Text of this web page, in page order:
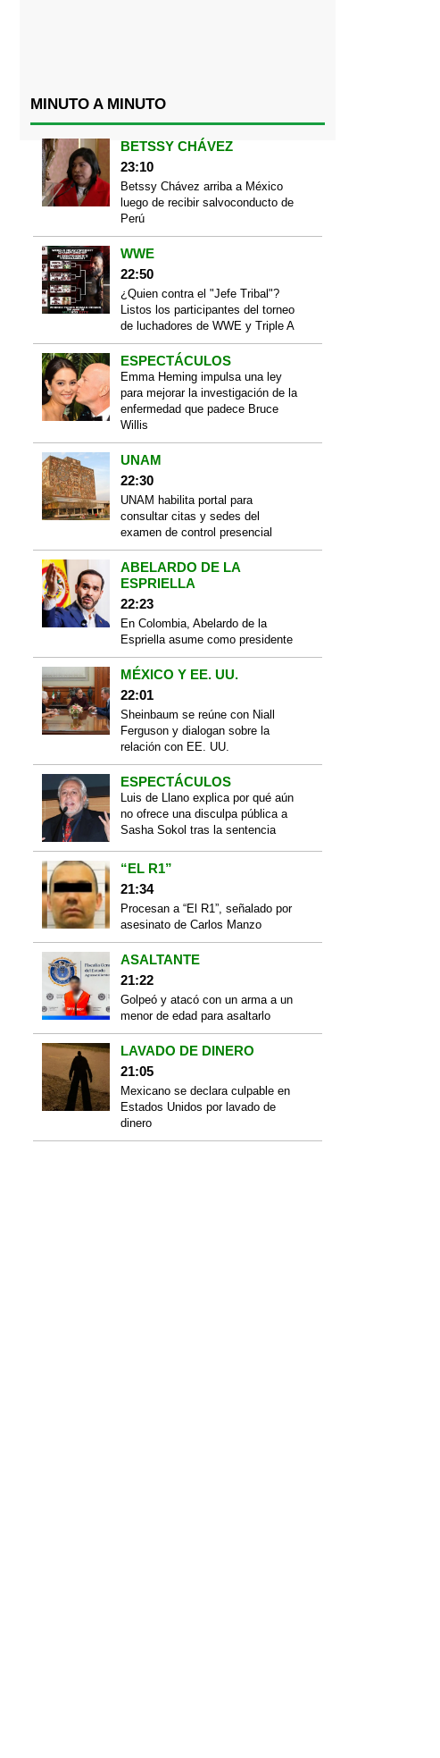
MINUTO A MINUTO
BETSSY CHÁVEZ
23:10
Betssy Chávez arriba a México
luego de recibir salvoconducto de
Perú
WWE
22:50
¿Quien contra el "Jefe Tribal"?
Listos los participantes del torneo
de luchadores de WWE y Triple A
ESPECTÁCULOS
Emma Heming impulsa una ley
para mejorar la investigación de la
enfermedad que padece Bruce
Willis
UNAM
22:30
UNAM habilita portal para
consultar citas y sedes del
examen de control presencial
ABELARDO DE LA
ESPRIELLA
22:23
En Colombia, Abelardo de la
Espriella asume como presidente
MÉXICO Y EE. UU.
22:01
Sheinbaum se reúne con Niall
Ferguson y dialogan sobre la
relación con EE. UU.
ESPECTÁCULOS
Luis de Llano explica por qué aún
no ofrece una disculpa pública a
Sasha Sokol tras la sentencia
“EL R1”
21:34
Procesan a “El R1”, señalado por
asesinato de Carlos Manzo
ASALTANTE
21:22
Golpeó y atacó con un arma a un
menor de edad para asaltarlo
LAVADO DE DINERO
21:05
Mexicano se declara culpable en
Estados Unidos por lavado de
dinero